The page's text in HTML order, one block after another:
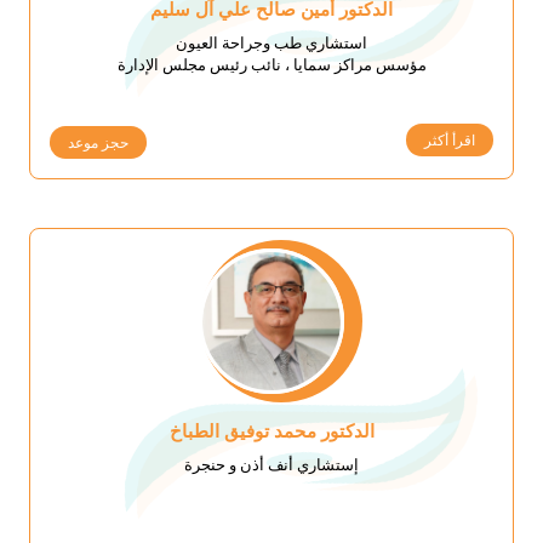
الدكتور أمين صالح علي آل سليم
استشاري طب وجراحة العيون
مؤسس مراكز سمايا ، نائب رئيس مجلس الإدارة
اقرأ أكثر حجز موعد
الدكتور محمد توفيق الطباخ
إستشاري أنف أذن و حنجرة